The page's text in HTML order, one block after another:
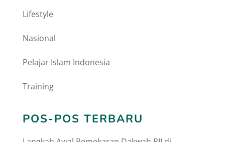
Lifestyle
Nasional
Pelajar Islam Indonesia
Training
POS-POS TERBARU